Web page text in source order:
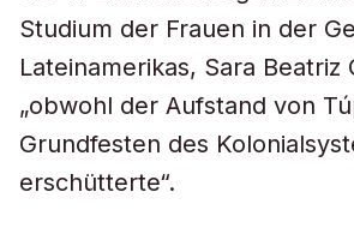
Studium der Frauen in der
Lateinamerikas, Sara Beatriz
„obwohl der Aufstand von
Grundfesten des
erschütterte“.